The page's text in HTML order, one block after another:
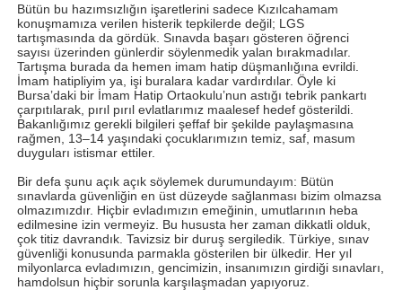
Bütün bu hazımsızlığın işaretlerini sadece Kızılcahamam
konuşmamıza verilen histerik tepkilerde değil; LGS
tartışmasında da gördük. Sınavda başarı gösteren öğrenci
sayısı üzerinden günlerdir söylenmedik yalan bırakmadılar.
Tartışma burada da hemen imam hatip düşmanlığına evrildi.
İmam hatipliyim ya, işi buralara kadar vardırdılar. Öyle ki
Bursa’daki bir İmam Hatip Ortaokulu’nun astığı tebrik pankartı
çarpıtılarak, pırıl pırıl evlatlarımız maalesef hedef gösterildi.
Bakanlığımız gerekli bilgileri şeffaf bir şekilde paylaşmasına
rağmen, 13–14 yaşındaki çocuklarımızın temiz, saf, masum
duyguları istismar ettiler.
Bir defa şunu açık açık söylemek durumundayım: Bütün
sınavlarda güvenliğin en üst düzeyde sağlanması bizim olmazsa
olmazımızdır. Hiçbir evladımızın emeğinin, umutlarının heba
edilmesine izin vermeyiz. Bu hususta her zaman dikkatli olduk,
çok titiz davrandık. Tavizsiz bir duruş sergiledik. Türkiye, sınav
güvenliği konusunda parmakla gösterilen bir ülkedir. Her yıl
milyonlarca evladımızın, gencimizin, insanımızın girdiği sınavları,
hamdolsun hiçbir sorunla karşılaşmadan yapıyoruz.